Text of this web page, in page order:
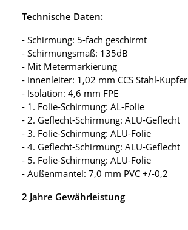
Technische Daten:
- Schirmung: 5-fach geschirmt
- Schirmungsmaß: 135dB
- Mit Metermarkierung
- Innenleiter: 1,02 mm CCS Stahl-Kupfer
- Isolation: 4,6 mm FPE
- 1. Folie-Schirmung: AL-Folie
- 2. Geflecht-Schirmung: ALU-Geflecht
- 3. Folie-Schirmung: ALU-Folie
- 4. Geflecht-Schirmung: ALU-Geflecht
- 5. Folie-Schirmung: ALU-Folie
- Außenmantel: 7,0 mm PVC +/-0,2
2 Jahre Gewährleistung